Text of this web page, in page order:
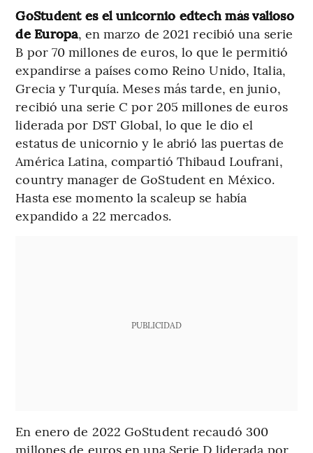
GoStudent es el unicornio edtech más valioso
de Europa, en marzo de 2021 recibió una serie
B por 70 millones de euros, lo que le permitió
expandirse a países como Reino Unido, Italia,
Grecia y Turquía. Meses más tarde, en junio,
recibió una serie C por 205 millones de euros
liderada por DST Global, lo que le dio el
estatus de unicornio y le abrió las puertas de
América Latina, compartió Thibaud Loufrani,
country manager de GoStudent en México.
Hasta ese momento la scaleup se había
expandido a 22 mercados.
PUBLICIDAD
En enero de 2022 GoStudent recaudó 300
millones de euros en una Serie D liderada por